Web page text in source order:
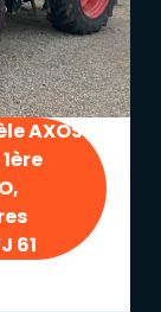
AXOS
61